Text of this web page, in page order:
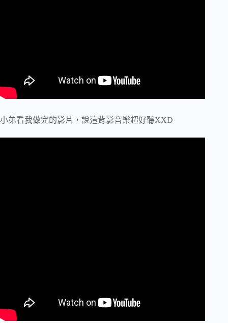
小弟看我做完的影片，說這背影音樂超好聽XXD